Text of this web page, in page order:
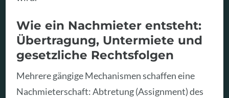
Wie ein Nachmieter entsteht:
Übertragung, Untermiete und
gesetzliche Rechtsfolgen
Mehrere gängige Mechanismen schaffen eine
Nachmieterschaft: Abtretung (Assignment) des